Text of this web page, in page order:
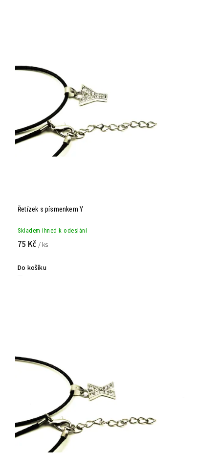
Řetízek s písmenkem Y
Skladem ihned k odeslání
75 Kč / ks
Do košíku